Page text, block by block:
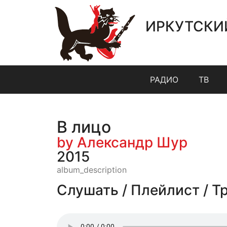
РАДИО ТВ
В лицо
by Александр Шур
2015
album_description
Слушать / Плейлист /